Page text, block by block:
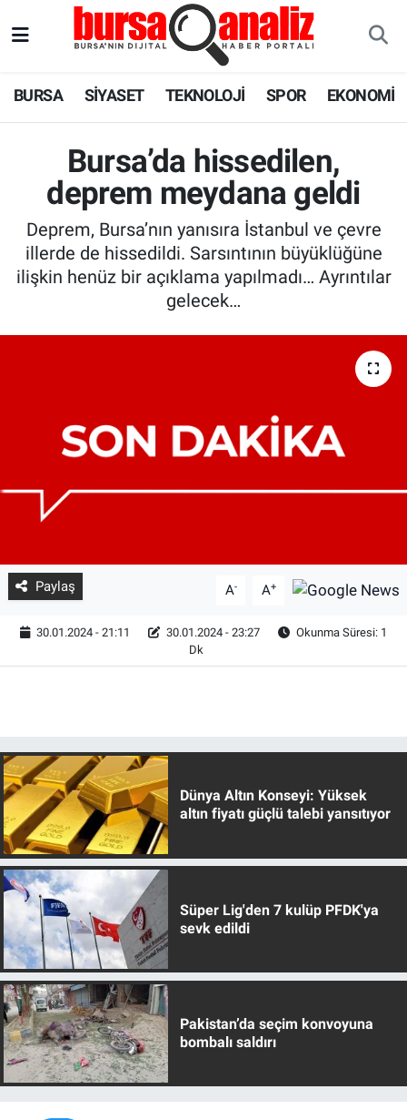
BURSA SİYASET TEKNOLOJİ SPOR EKONOMİ
Bursa’da hissedilen,
deprem meydana geldi
Deprem, Bursa’nın yanısıra İstanbul ve çevre
illerde de hissedildi. Sarsıntının büyüklüğüne
ilişkin henüz bir açıklama yapılmadı… Ayrıntılar
gelecek…
Paylaş A- A+
30.01.2024 - 21:11 30.01.2024 - 23:27
Okunma Süresi: 1
Dk
Dünya Altın Konseyi: Yüksek
altın fiyatı güçlü talebi yansıtıyor
Süper Lig'den 7 kulüp PFDK'ya
sevk edildi
Pakistan’da seçim konvoyuna
bombalı saldırı
TEKNOLOJİ
SPOR
EKONOMİ
Trafik Durumu
Süper Lig Puan Durumu ve Fikstür
Tüm Manşetler
Son Dakika Haberleri